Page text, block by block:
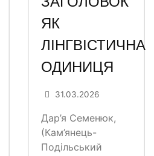
ЯК
ЛІНГВІСТИЧНА
ОДИНИЦЯ
31.03.2026
Дар’я Семенюк,
(Кам’янець-
Подільський